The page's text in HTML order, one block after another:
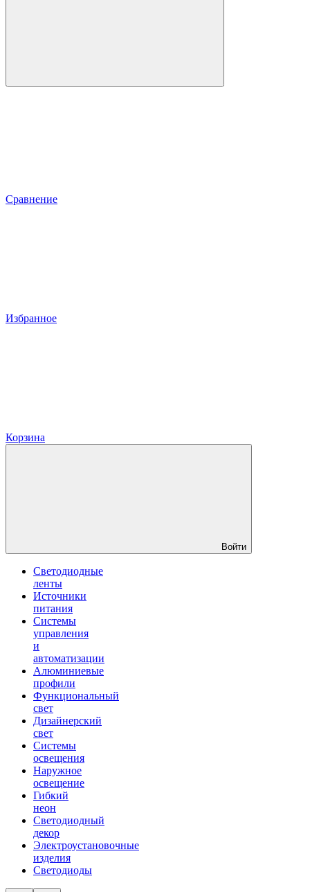
Сравнение
Избранное
Корзина
Войти
Светодиодные
ленты
Источники
питания
Системы
управления
и
автоматизации
Алюминиевые
профили
Функциональный
свет
Дизайнерский
свет
Системы
освещения
Наружное
освещение
Гибкий
неон
Светодиодный
декор
Электроустановочные
изделия
Светодиоды